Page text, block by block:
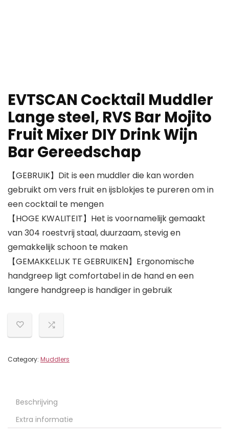
EVTSCAN Cocktail Muddler
Lange steel, RVS Bar Mojito
Fruit Mixer DIY Drink Wijn
Bar Gereedschap
【GEBRUIK】Dit is een muddler die kan worden
gebruikt om vers fruit en ijsblokjes te pureren om in
een cocktail te mengen
【HOGE KWALITEIT】Het is voornamelijk gemaakt
van 304 roestvrij staal, duurzaam, stevig en
gemakkelijk schoon te maken
【GEMAKKELIJK TE GEBRUIKEN】Ergonomische
handgreep ligt comfortabel in de hand en een
langere handgreep is handiger in gebruik
Category: Muddlers
Beschrijving
Extra informatie